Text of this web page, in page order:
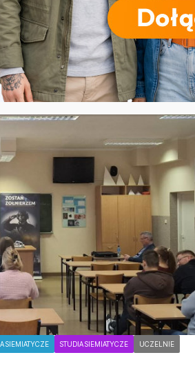
SIEMIATYCZE STUDIA SIEMIATYCZE UCZELNIE